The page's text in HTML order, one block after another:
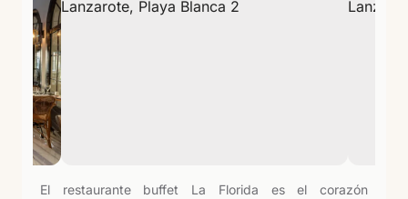
El restaurante buffet La Florida es el corazón